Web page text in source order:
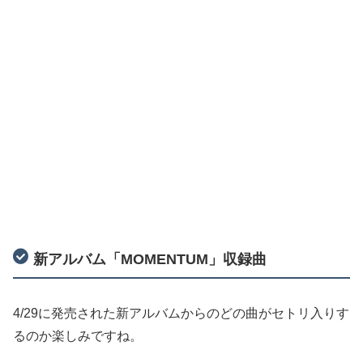
新アルバム「MOMENTUM」収録曲
4/29に発売された新アルバムからのどの曲がセトリ入りす
るのか楽しみですね。